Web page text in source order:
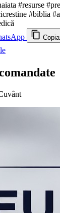
#resurse
#biblia